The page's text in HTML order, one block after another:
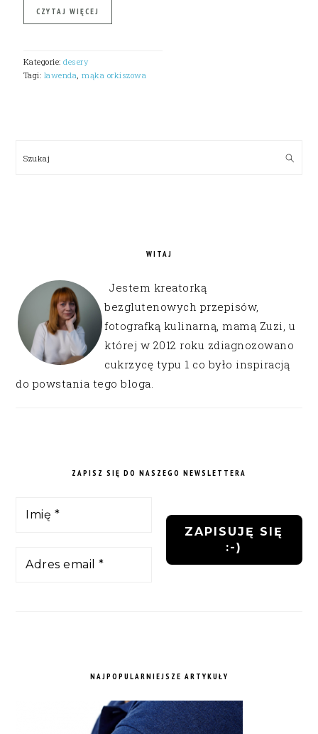
CZYTAJ WIĘCEJ
Kategorie:desery
Tagi: lawenda,mąka orkiszowa
Szukaj
WITAJ
Jestem kreatorką
bezglutenowych przepisów,
fotografką kulinarną, mamą Zuzi, u
której w 2012 roku zdiagnozowano
cukrzycę typu 1 co było inspiracją
do powstania tego bloga.
ZAPISZ SIĘ DO NASZEGO NEWSLETTERA
NAJPOPULARNIEJSZE ARTYKUŁY